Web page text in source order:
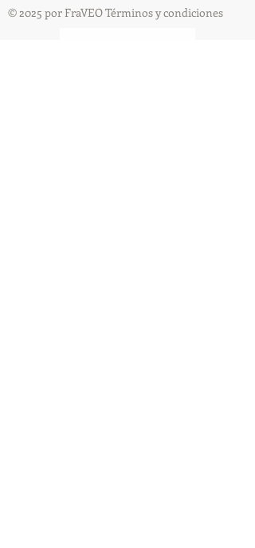
© 2025 por FraVEO Términos y condiciones